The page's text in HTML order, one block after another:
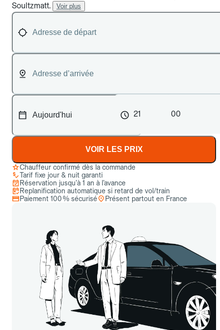
Soultzmatt.
Voir plus
21 00
VOIR LES PRIX
Chauffeur confirmé dès la commande
Tarif fixe jour & nuit garanti
Réservation jusqu’à 1 an à l’avance
Replanification automatique si retard de vol/train
Paiement 100 % sécurisé
Présent partout en France